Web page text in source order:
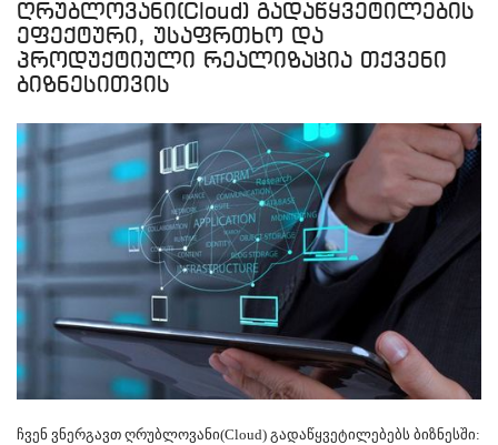
ღრუბლოვანი(Cloud) გადაწყვეტილების
ეფექტური, უსაფრთხო და
პროდუქტიული რეალიზაცია თქვენი
ბიზნესითვის
ჩვენ ვნერგავთ ღრუბლოვანი(Cloud) გადაწყვეტილებებს ბიზნესში: